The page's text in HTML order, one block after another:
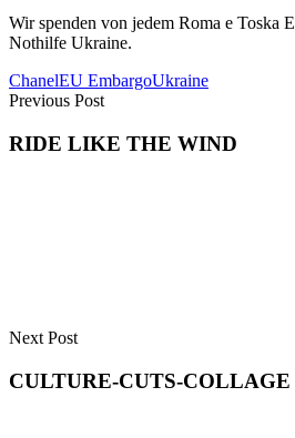
Wir spenden von jedem Roma e Toska
Nothilfe Ukraine.
ChanelEU EmbargoUkraine
Previous Post
RIDE LIKE THE WIND
Next Post
CULTURE-CUTS-COLLAGE